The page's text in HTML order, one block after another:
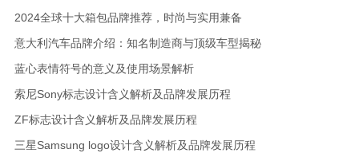
2024全球十大箱包品牌推荐，时尚与实用兼备
意大利汽车品牌介绍：知名制造商与顶级车型揭秘
蓝心表情符号的意义及使用场景解析
索尼Sony标志设计含义解析及品牌发展历程
ZF标志设计含义解析及品牌发展历程
三星Samsung logo设计含义解析及品牌发展历程